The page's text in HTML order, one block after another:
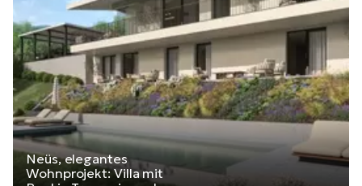
Neüs, elegantes
Wohnprojekt: Villa mit